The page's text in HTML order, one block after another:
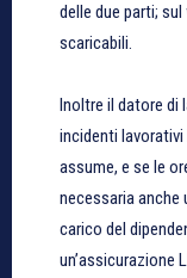
delle due parti;
scaricabili.
Inoltre il datore di
incidenti lavorativi
assume, e se le
necessaria anche
carico del
un’assicurazione